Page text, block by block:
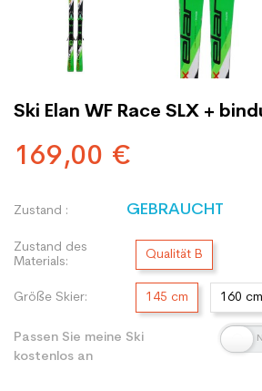
Ski Elan WF Race SLX +
169,00 €
Zustand : GEBRAUCHT
Zustand des
Materials:
Qualität B
Größe Skier: 145 cm 160 cm
Passen Sie meine Ski
kostenlos an